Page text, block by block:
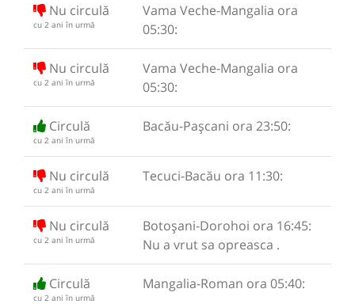
Nu circulă
cu 2 ani în urmă
Vama Veche-Mangalia ora
05:30:
Nu circulă
cu 2 ani în urmă
Vama Veche-Mangalia ora
05:30:
Circulă
cu 2 ani în urmă
Bacău-Pașcani ora 23:50:
Nu circulă
cu 2 ani în urmă
Tecuci-Bacău ora 11:30:
Nu circulă
cu 2 ani în urmă
Botoșani-Dorohoi ora 16:45:
Nu a vrut sa opreasca .
Circulă
cu 2 ani în urmă
Mangalia-Roman ora 05:40: